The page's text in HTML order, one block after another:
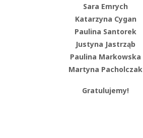
Sara Emrych
Katarzyna Cygan
Paulina Santorek
Justyna Jastrząb
Paulina Markowska
Martyna Pacholczak
Gratulujemy!